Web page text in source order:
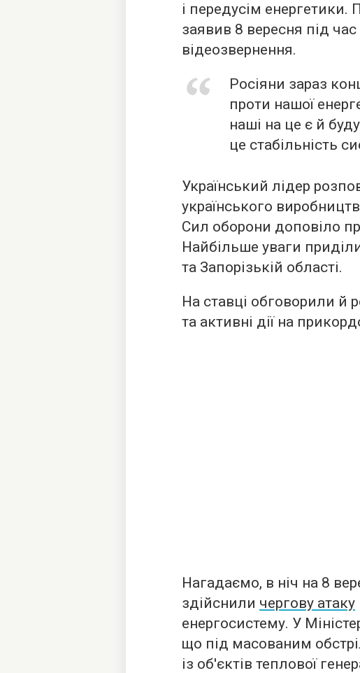
і передусім
заявив 8 вересня під час
відеозвернення.
Росіяни зараз
проти нашої
наші на це є й
це стабільність
Український лідер
українського
Сил оборони доповіло
Найбільше уваги
та Запорізькій області.
На ставці обговорили й
та активні дії на
Нагадаємо, в ніч на 8
здійснили чергову атаку
енергосистему. У
що під масованим
із об'єктів теплової